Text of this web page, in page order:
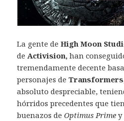
La gente deHigh Moon
de Activision,han
tremendamente decente
personajes deTransformers
absoluto despreciable,
hórridos precedentes que
buenazos deOptimus Prime y